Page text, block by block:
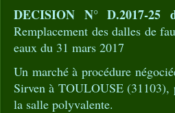
DECISION N° D.2017-
Remplacement des dalles de
eaux du 31 mars 2017
Un marché à procédure
Sirven à TOULOUSE (31103),
la salle polyvalente.